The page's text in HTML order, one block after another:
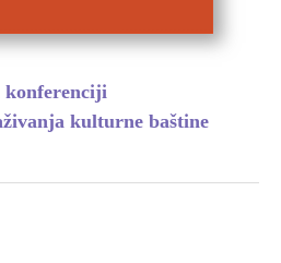
konferenciji
kulturne baštine